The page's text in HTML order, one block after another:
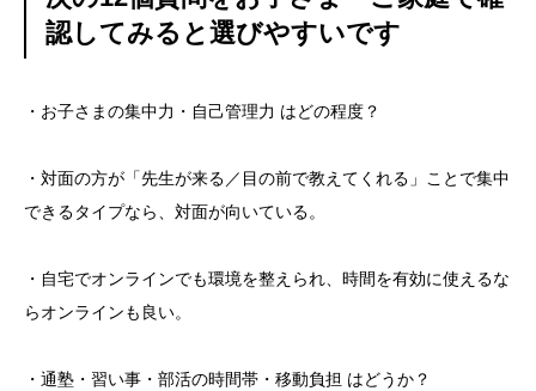
認してみると選びやすいです
・お子さまの集中力・自己管理力 はどの程度？
・対面の方が「先生が来る／目の前で教えてくれる」ことで集中
できるタイプなら、対面が向いている。
・自宅でオンラインでも環境を整えられ、時間を有効に使えるな
らオンラインも良い。
・通塾・習い事・部活の時間帯・移動負担 はどうか？